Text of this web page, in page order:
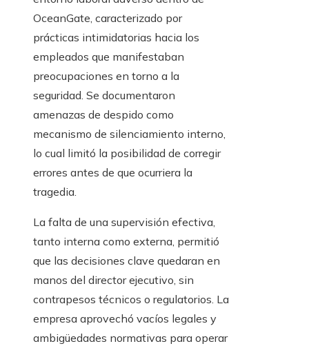
OceanGate, caracterizado por
prácticas intimidatorias hacia los
empleados que manifestaban
preocupaciones en torno a la
seguridad. Se documentaron
amenazas de despido como
mecanismo de silenciamiento interno,
lo cual limitó la posibilidad de corregir
errores antes de que ocurriera la
tragedia.
La falta de una supervisión efectiva,
tanto interna como externa, permitió
que las decisiones clave quedaran en
manos del director ejecutivo, sin
contrapesos técnicos o regulatorios. La
empresa aprovechó vacíos legales y
ambigüedades normativas para operar